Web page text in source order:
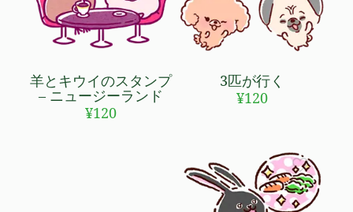
羊とキウイのスタンプ
– ニュージーランド
¥120
3匹が行く
¥120